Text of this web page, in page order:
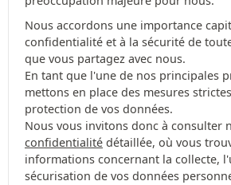
Nous accordons une importance
confidentialité et à la sécurité de
que vous partagez avec nous.
En tant que l'une de nos principales
mettons en place des mesures
protection de vos données.
Nous vous invitons donc à consulter
confidentialité détaillée, où vous
informations concernant la collecte,
sécurisation de vos données